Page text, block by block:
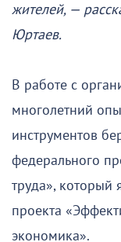
жителей, —
Юртаев.
В работе с
многолетний
инструментов
федерального
труда», который
проекта
экономика».